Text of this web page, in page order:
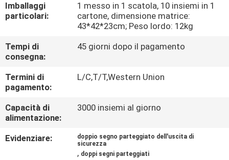
CONTATTICI
RICHIEDA
UNA
CITAZIONE
SITEMAP
Imballaggi
particolari:
1 messo in 1 scatola, 10 insiemi in 1
cartone, dimensione matrice:
43*42*23cm; Peso lordo: 12kg
Tempi di
consegna:
45 giorni dopo il pagamento
Termini di
pagamento:
L/C,T/T,Western Union
Capacità di
alimentazione:
3000 insiemi al giorno
Evidenziare:
doppio segno parteggiato dell'uscita di
sicurezza
, doppi segni parteggiati